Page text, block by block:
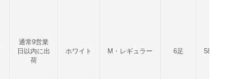
通常9営業
日以内に出
荷
ホワイト M・レギュラー 6足 580.2g